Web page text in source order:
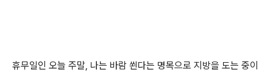
휴무일인 오늘 주말, 나는 바람 쐰다는 명목으로 지방을 도는 중이